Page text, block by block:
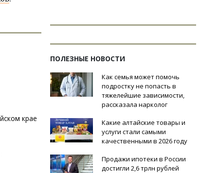
крае
ПОЛЕЗНЫЕ НОВОСТИ
Как семья может помочь
подростку не попасть в
тяжелейшие зависимости,
рассказала нарколог
Какие алтайские товары и
услуги стали самыми
качественными в 2026 году
Продажи ипотеки в России
достигли 2,6 трлн рублей